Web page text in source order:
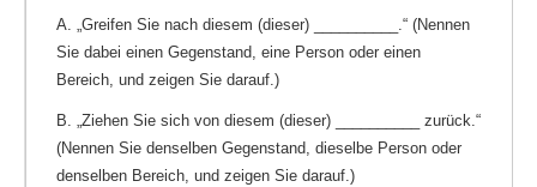
A. „Greifen Sie nach diesem (dieser) __________.“ (Nennen
Sie dabei einen Gegenstand, eine Person oder einen
Bereich, und zeigen Sie darauf.)
B. „Ziehen Sie sich von diesem (dieser) __________ zurück.“
(Nennen Sie denselben Gegenstand, dieselbe Person oder
denselben Bereich, und zeigen Sie darauf.)